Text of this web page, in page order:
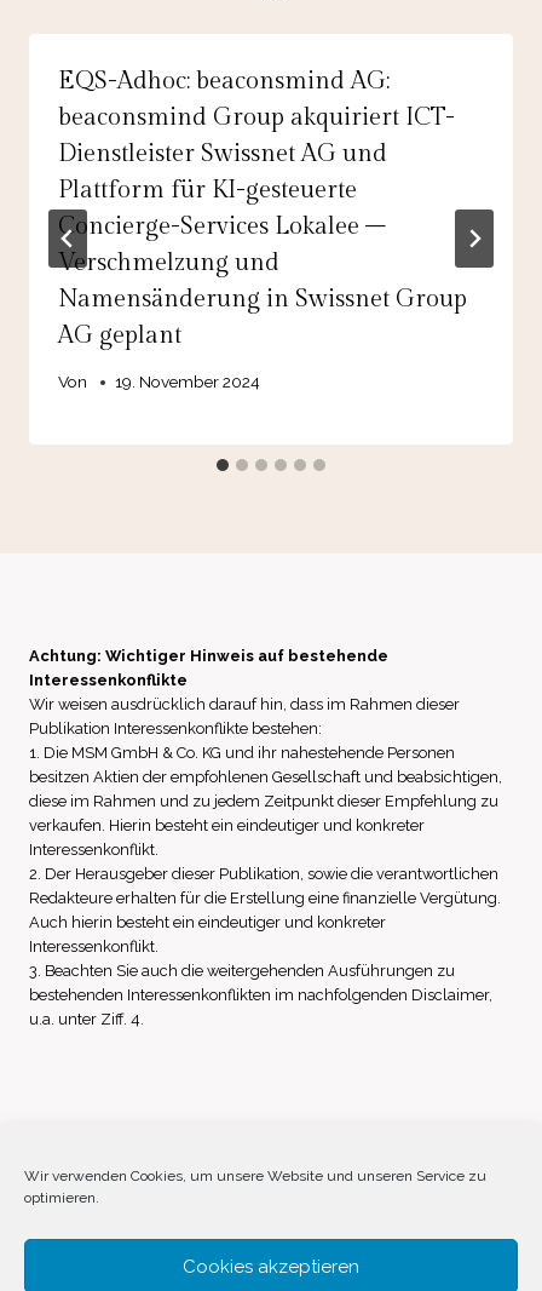
Wir verwenden Cookies, um unsere Website und unseren Service zu
optimieren.
Cookies akzeptieren
EQS-Adhoc: beaconsmind AG:
beaconsmind Group akquiriert ICT-
Dienstleister Swissnet AG und
Plattform für KI-gesteuerte
Concierge-Services Lokalee –
Verschmelzung und
Namensänderung in Swissnet Group
AG geplant
Von 19. November 2024
Achtung: Wichtiger Hinweis auf bestehende
Interessenkonflikte
Wir weisen ausdrücklich darauf hin, dass im Rahmen dieser
Publikation Interessenkonflikte bestehen:
1. Die MSM GmbH & Co. KG und ihr nahestehende Personen
besitzen Aktien der empfohlenen Gesellschaft und beabsichtigen,
diese im Rahmen und zu jedem Zeitpunkt dieser Empfehlung zu
verkaufen. Hierin besteht ein eindeutiger und konkreter
Interessenkonflikt.
2. Der Herausgeber dieser Publikation, sowie die verantwortlichen
Redakteure erhalten für die Erstellung eine finanzielle Vergütung.
Auch hierin besteht ein eindeutiger und konkreter
Interessenkonflikt.
3. Beachten Sie auch die weitergehenden Ausführungen zu
bestehenden Interessenkonflikten im nachfolgenden Disclaimer,
u.a. unter Ziff. 4.
Impressum Datenschutz
Disclaimer